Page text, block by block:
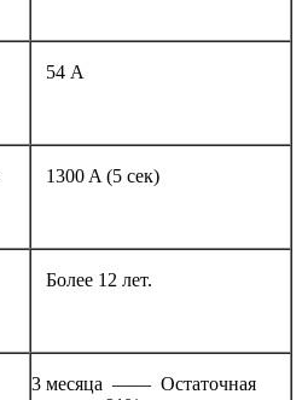
54 A
1300 A (5 сек)
Более 12 лет.
3 месяца —— Остаточная